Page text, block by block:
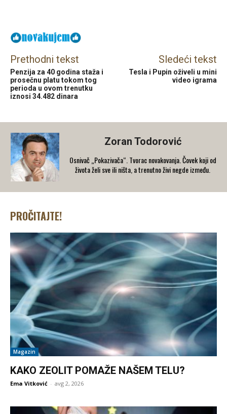
Prethodni tekst
Penzija za 40 godina staža i
prosečnu platu tokom tog
perioda u ovom trenutku
iznosi 34.482 dinara
Sledeći tekst
Tesla i Pupin oživeli u mini
video igrama
Zoran Todorović
Osnivač „Pokazivača“. Tvorac novakovanja. Čovek koji od
života želi sve ili ništa, a trenutno živi negde između.
PROČITAJTE!
Magazin
KAKO ZEOLIT POMAŽE NAŠEM TELU?
Ema Vitković - avg 2, 2026